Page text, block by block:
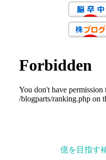
億を目指す